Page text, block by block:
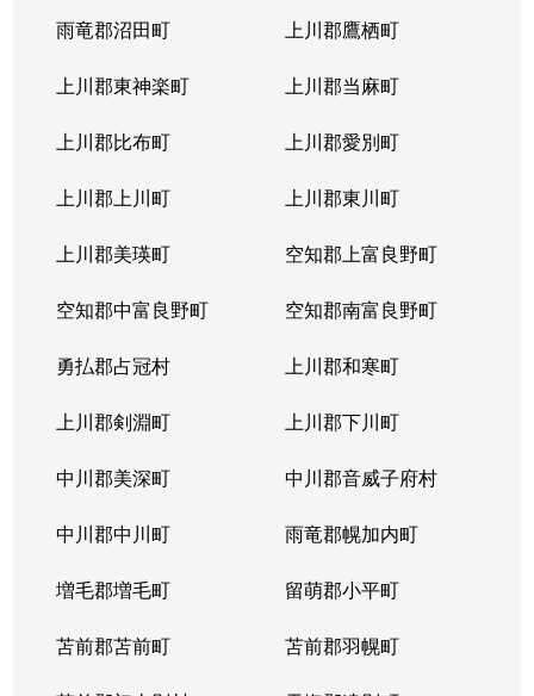
雨竜郡沼田町 上川郡鷹栖町
上川郡東神楽町 上川郡当麻町
上川郡比布町 上川郡愛別町
上川郡上川町 上川郡東川町
上川郡美瑛町 空知郡上富良野町
空知郡中富良野町 空知郡南富良野町
勇払郡占冠村 上川郡和寒町
上川郡剣淵町 上川郡下川町
中川郡美深町 中川郡音威子府村
中川郡中川町 雨竜郡幌加内町
増毛郡増毛町 留萌郡小平町
苫前郡苫前町 苫前郡羽幌町